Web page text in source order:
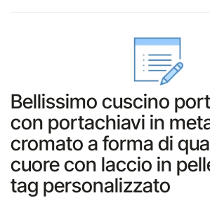
Bellissimo cuscino
con portachiavi in
cromato a forma di
cuore con laccio in
tag personalizzato